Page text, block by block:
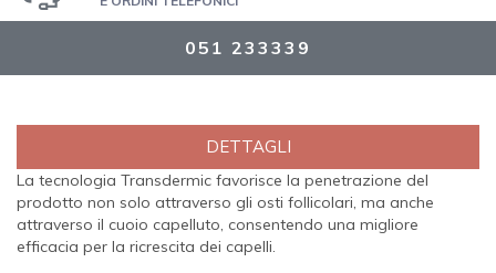
051 233339
DETTAGLI
La tecnologia Transdermic favorisce la penetrazione del
prodotto non solo attraverso gli osti follicolari, ma anche
attraverso il cuoio capelluto, consentendo una migliore
efficacia per la ricrescita dei capelli.